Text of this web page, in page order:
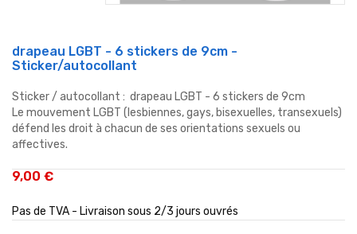
drapeau LGBT - 6 stickers de 9cm -
Sticker/autocollant
Sticker / autocollant : drapeau LGBT - 6 stickers de 9cm
Le mouvement LGBT (lesbiennes, gays, bisexuelles, transexuels)
défend les droit à chacun de ses orientations sexuels ou
affectives.
9,00 €
Pas de TVA - Livraison sous 2/3 jours ouvrés